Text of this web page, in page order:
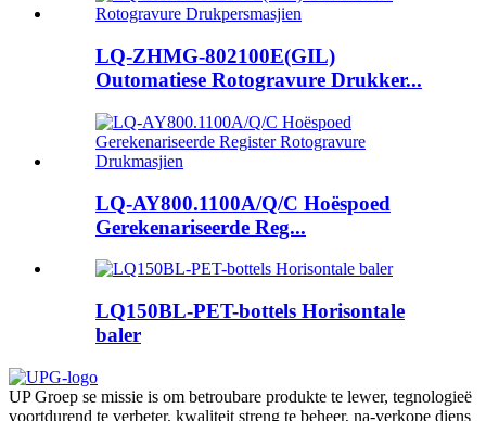
LQ-ZHMG-802100E(GIL)
Outomatiese Rotogravure Drukker...
LQ-AY800.1100A/Q/C Hoëspoed
Gerekenariseerde Reg...
LQ150BL-PET-bottels Horisontale
baler
UP Groep se missie is om betroubare produkte te lewer, tegnologieë
voortdurend te verbeter, kwaliteit streng te beheer, na-verkope diens